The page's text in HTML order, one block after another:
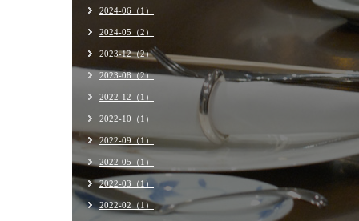
2024-06（1）
2024-05（2）
2023-12（2）
2023-08（2）
2022-12（1）
2022-10（1）
2022-09（1）
2022-05（1）
2022-03（1）
2022-02（1）